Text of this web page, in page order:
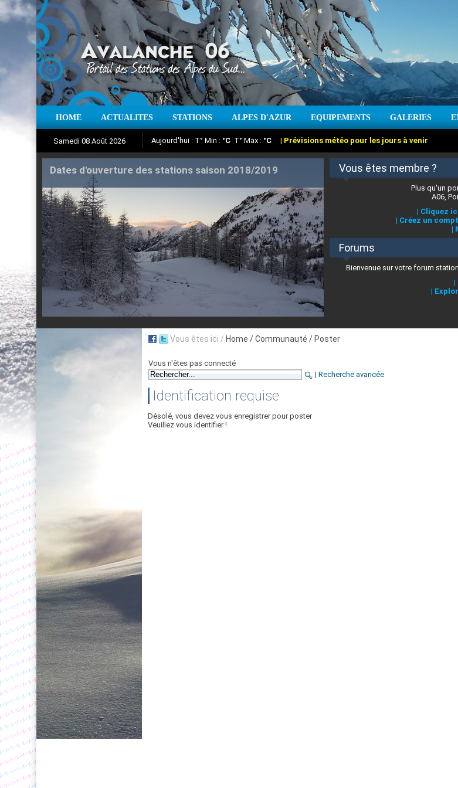
HOME ACTUALITES STATIONS ALPES D'AZUR EQUIPEMENTS GALERIES
Samedi 08 Août 2026
Aujourd'hui : T° Min :°CT° Max :°C |Prévisions météo pour les jours à venir
Iso à 0° :mNeige sur 12 heures :cmVent : |Prévisions météo pour les jours à venir
Suivez en direct l'actualité des stations des Alpes-Maritimes
Dates d'ouverture des stations saison 2018/2019 Vous êtes membre ?
Plus qu'un
A06,
| Cliquez
| Créez un
|
Forums
Bienvenue sur votre forum
|
|
Vous êtes ici / Home / Communauté / Poster
Vous n'êtes pas connecté
| Recherche avancée
Identification requise
Désolé, vous devez vous enregistrer pour poster
Veuillez vous identifier !